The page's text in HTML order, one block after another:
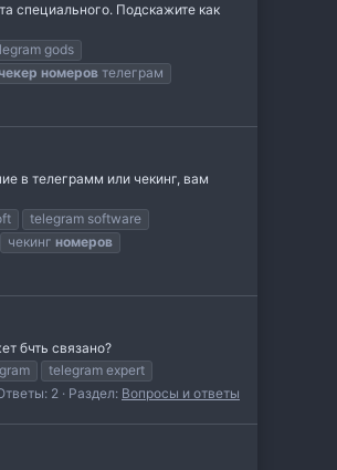
специального. Подскажите как
gods
номеров телеграм
в телеграмм или чекинг, вам
telegram software
чекинг номеров
бчть связано?
telegram expert
2 Раздел: Вопросы и ответы